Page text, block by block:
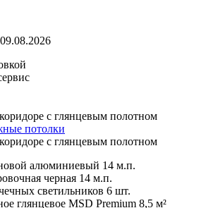
с глянцевым полотном
с глянцевым полотном
алюминиевый 14 м.п.
черная 14 м.п.
светильников 6 шт.
глянцевое MSD Premium 8,5 м²